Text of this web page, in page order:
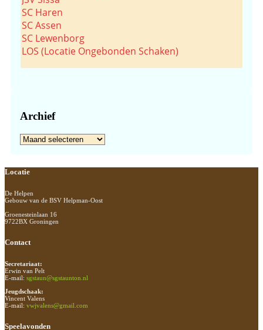
SC Haren
SC Assen
SC Lewenborg
LOS (Locatie Ongebonden Schaken)
Archief
Archief
Footer
Locatie
De Helpen
Gebouw van de BSV Helpman-Oost
Groenesteinlaan 16
9722BX Groningen
Contact
Secretariaat:
Erwin van Pelt
E-mail: sgstaun@sgstaunton.nl
Jeugdschaak:
Vincent Valens
E-mail: vwjvalens@gmail.com
Speelavonden